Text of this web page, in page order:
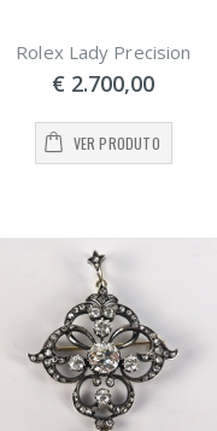
Rolex Lady Precision
€ 2.700,00
VER PRODUTO